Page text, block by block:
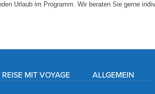
Urlaub im Programm. Wir beraten Sie gerne
REISE MIT VOYAGE ALLGEMEIN